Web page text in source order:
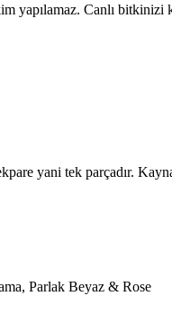
Canlı bitkinizi
yani tek parçadır.
, Parlak Beyaz & Rose